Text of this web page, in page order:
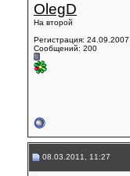
OlegD
На второй
Регистрация: 24.09.2007
Сообщений: 200
08.03.2011, 11:27